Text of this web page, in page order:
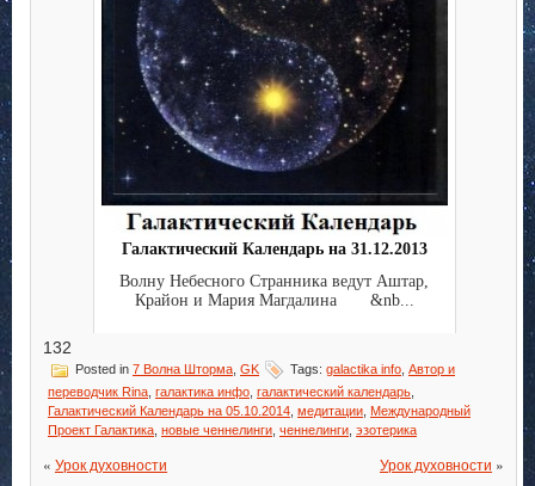
Галактический Календарь на 31.12.2013
Волну Небесного Странника ведут Аштар,
Крайон и Мария Магдалина &nb...
132
Posted in 7 Волна Шторма GK Tags: galactika info Автор и
переводчик Rina галактика инфо галактический календарь
Галактический Календарь на 05.10.2014 медитации Международный
Проект Галактика новые ченнелинги ченнелинги эзотерика
« Урок духовности Урок духовности »